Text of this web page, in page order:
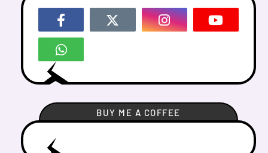
BUY ME A COFFEE